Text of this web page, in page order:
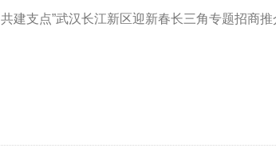
建支点”武汉长江新区迎新春长三角专题招商